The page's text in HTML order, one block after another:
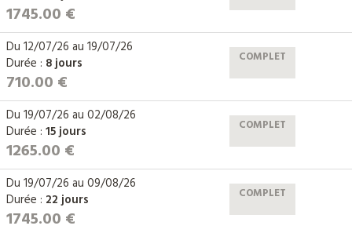
1745.00 €
Du 12/07/26 au 19/07/26
Durée : 8 jours
710.00 €
COMPLET
Du 19/07/26 au 02/08/26
Durée : 15 jours
1265.00 €
COMPLET
Du 19/07/26 au 09/08/26
Durée : 22 jours
1745.00 €
COMPLET